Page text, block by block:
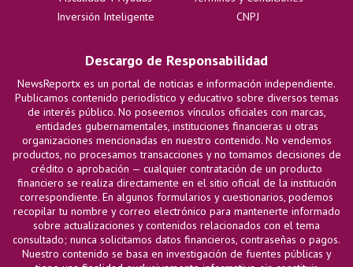
Inversión Inteligente
CNPJ
Descargo de Responsabilidad
NewsReportx es un portal de noticias e información independiente.
Publicamos contenido periodístico y educativo sobre diversos temas
de interés público. No poseemos vínculos oficiales con marcas,
entidades gubernamentales, instituciones financieras u otras
organizaciones mencionadas en nuestro contenido. No vendemos
productos, no procesamos transacciones y no tomamos decisiones de
crédito o aprobación — cualquier contratación de un producto
financiero se realiza directamente en el sitio oficial de la institución
correspondiente. En algunos formularios y cuestionarios, podemos
recopilar tu nombre y correo electrónico para mantenerte informado
sobre actualizaciones y contenidos relacionados con el tema
consultado; nunca solicitamos datos financieros, contraseñas o pagos.
Nuestro contenido se basa en investigación de fuentes públicas y